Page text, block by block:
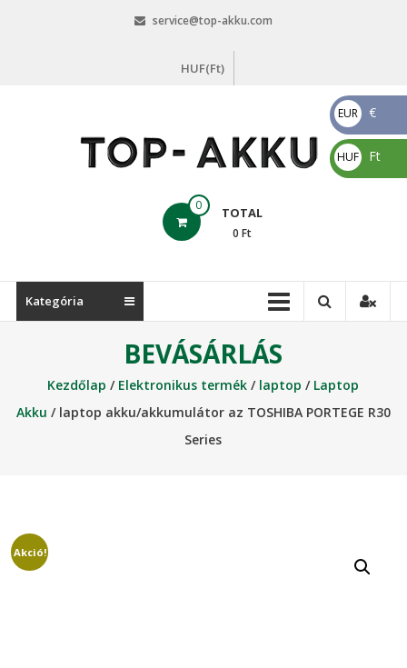
service@top-akku.com
HUF(Ft)
akku.com
0 TOTAL
0 Ft
Kategória
BEVÁSÁRLÁS
Kezdőlap / Elektronikus termék / laptop / Laptop
Akku / laptop akku/akkumulátor az TOSHIBA PORTEGE R30
Series
Akció!
EUR
€
€
HUF
Ft
Ft